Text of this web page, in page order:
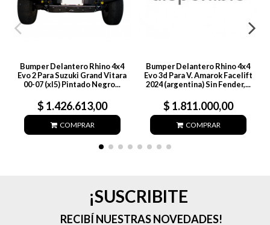
Bumper Delantero Rhino 4x4
Evo 2 Para Suzuki Grand Vitara
00-07 (xl5) Pintado Negro...
$ 1.426.613,00
COMPRAR
Bumper Delantero Rhino 4x4
Evo 3d Para V. Amarok Facelift
2024 (argentina) Sin Fender,...
$ 1.811.000,00
COMPRAR
¡SUSCRIBITE
RECIBÍ NUESTRAS NOVEDADES!